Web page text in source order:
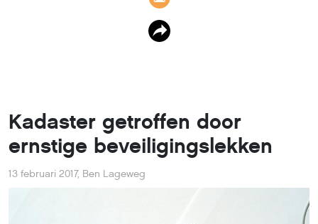
Kadaster getroffen door
ernstige beveiligingslekken
13 februari 2017, Ben Lageweg